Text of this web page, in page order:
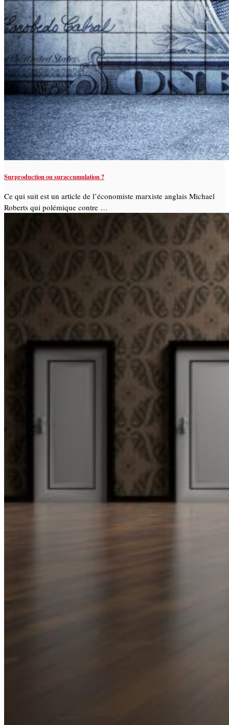
Surproduction ou suraccumulation ?
Ce qui suit est un article de l’économiste marxiste anglais Michael
Roberts qui polémique contre …